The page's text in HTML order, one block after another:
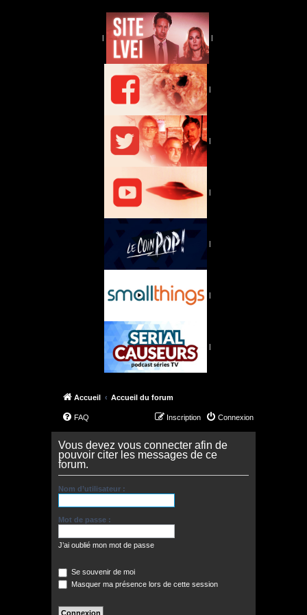
| |
|
|
|
|
|
|
Accueil Accueil du forum
FAQ Connexion
Inscription
Vous devez vous connecter afin de
pouvoir citer les messages de ce
forum.
Nom d’utilisateur :
Mot de passe :
J’ai oublié mon mot de passe
Se souvenir de moi
Masquer ma présence lors de cette session